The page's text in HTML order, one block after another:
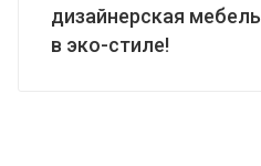
дизайнерская мебель
в эко-стиле!